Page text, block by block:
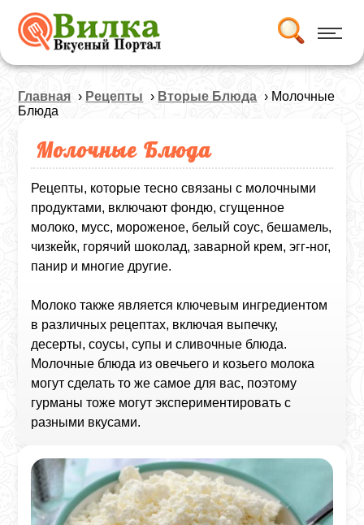
Главная › Рецепты › Вторые Блюда › Молочные
Блюда
Молочные Блюда
Рецепты, которые тесно связаны с молочными
продуктами, включают фондю, сгущенное
молоко, мусс, мороженое, белый соус, бешамель,
чизкейк, горячий шоколад, заварной крем, эгг-ног,
панир и многие другие.
Молоко также является ключевым ингредиентом
в различных рецептах, включая выпечку,
десерты, соусы, супы и сливочные блюда.
Молочные блюда из овечьего и козьего молока
могут сделать то же самое для вас, поэтому
гурманы тоже могут экспериментировать с
разными вкусами.